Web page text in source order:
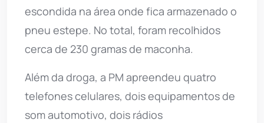
escondida na área onde fica armazenado o
pneu estepe. No total, foram recolhidos
cerca de 230 gramas de maconha.
Além da droga, a PM apreendeu quatro
telefones celulares, dois equipamentos de
som automotivo, dois rádios